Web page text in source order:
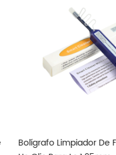
De Fibra Óptica De